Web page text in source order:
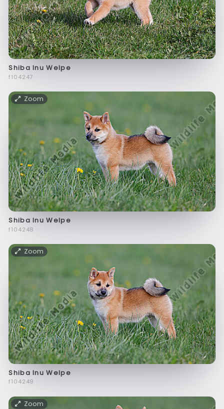
Shiba Inu Welpe
f104247
Zoom
Shiba Inu Welpe
f104248
Zoom
Shiba Inu Welpe
f104249
Zoom